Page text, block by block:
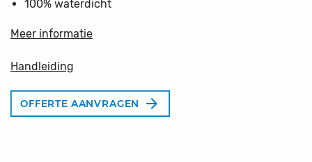
100% waterdicht
Meer informatie
Handleiding
OFFERTE AANVRAGEN arrow_forward